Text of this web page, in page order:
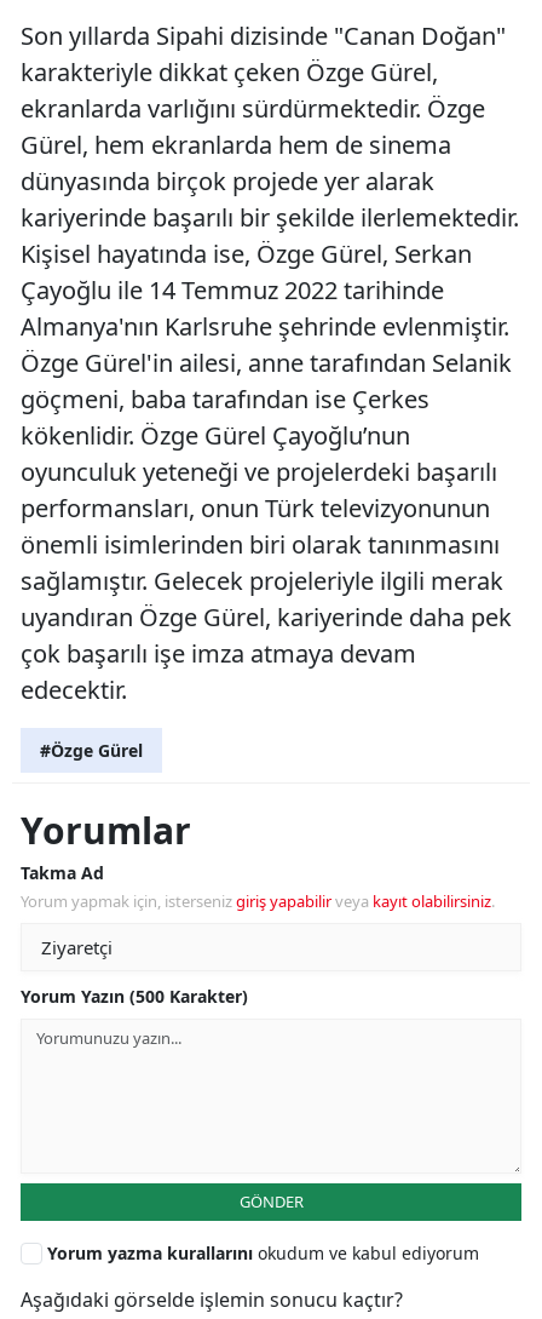
Son yıllarda Sipahi dizisinde "Canan Doğan"
karakteriyle dikkat çeken Özge Gürel,
ekranlarda varlığını sürdürmektedir. Özge
Gürel, hem ekranlarda hem de sinema
dünyasında birçok projede yer alarak
kariyerinde başarılı bir şekilde ilerlemektedir.
Kişisel hayatında ise, Özge Gürel, Serkan
Çayoğlu ile 14 Temmuz 2022 tarihinde
Almanya'nın Karlsruhe şehrinde evlenmiştir.
Özge Gürel'in ailesi, anne tarafından Selanik
göçmeni, baba tarafından ise Çerkes
kökenlidir. Özge Gürel Çayoğlu’nun
oyunculuk yeteneği ve projelerdeki başarılı
performansları, onun Türk televizyonunun
önemli isimlerinden biri olarak tanınmasını
sağlamıştır. Gelecek projeleriyle ilgili merak
uyandıran Özge Gürel, kariyerinde daha pek
çok başarılı işe imza atmaya devam
edecektir.
#Özge Gürel
Yorumlar
Takma Ad
Yorum yapmak için, istersenizgiriş yapabilirveya kayıt olabilirsiniz.
Yorum Yazın (500 Karakter)
GÖNDER
Yorum yazma kurallarını okudum ve kabul ediyorum
Aşağıdaki görselde işlemin sonucu kaçtır?